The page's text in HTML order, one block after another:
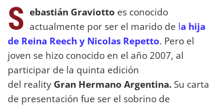
S ebastián Graviotto es conocido
actualmente por ser el marido de la hija
de Reina Reech y Nicolas Repetto. Pero el
joven se hizo conocido en el año 2007, al
participar de la quinta edición
del reality Gran Hermano Argentina. Su carta
de presentación fue ser el sobrino de